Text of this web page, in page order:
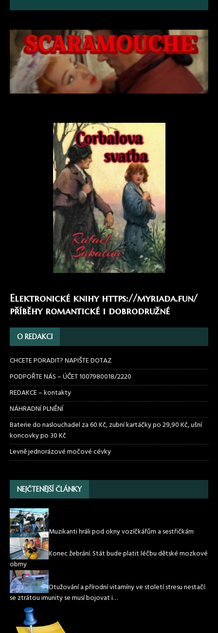
Elektronické knihy https://myriada.fun/
příběhy romantické i dobrodružné
O REDAKCI
CHCETE PORADIT? NAPIŠTE DOTAZ
PODPOŘTE NÁS – ÚČET 1007980018/2220
REDAKCE – kontakty
NÁHRADNÍ PLNĚNÍ
Baterie do naslouchadel za 60 Kč, zubní kartáčky po 29,90 Kč, ušní
koncovky po 30 Kč
Levně jednorázové močové cévky
NEJČTENĚJŠÍ ČLÁNKY
Muzikanti hráli pod okny vozíčkářům a sestřičkám
Konec žebrání. Stát bude platit léčbu dětské mozkové
obrny
Otužování a přírodní vitamíny ve století stresu nestačí:
se ztrátou imunity se musí bojovat i…